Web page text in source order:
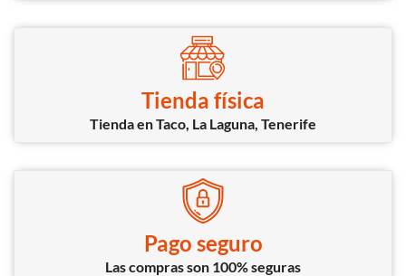
Tienda física
Tienda en Taco, La Laguna, Tenerife
Pago seguro
Las compras son 100% seguras